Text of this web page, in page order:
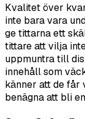
Kvalitet över
inte bara vara
ge tittarna ett
tittare att vilja
uppmuntra till
innehåll som
känner att de får
benägna att bli